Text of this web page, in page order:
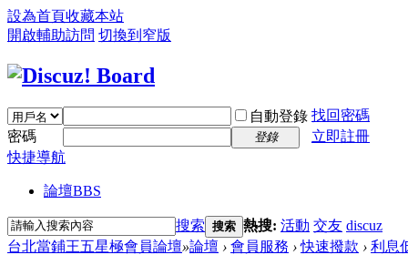
設為首頁收藏本站
開啟輔助訪問 切換到窄版
自動登錄 找回密碼
密碼
登錄
立即註冊
快捷導航
論壇BBS
搜索 搜索 熱搜: 活動 交友 discuz
台北當鋪王五星極會員論壇»論壇 › 會員服務 › 快速撥款 › 利息